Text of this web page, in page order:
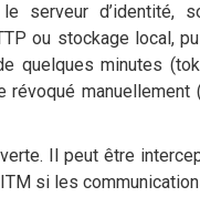
serveur d’identité,
ou stockage local,
quelques minutes
manuellement
Il peut être
si les